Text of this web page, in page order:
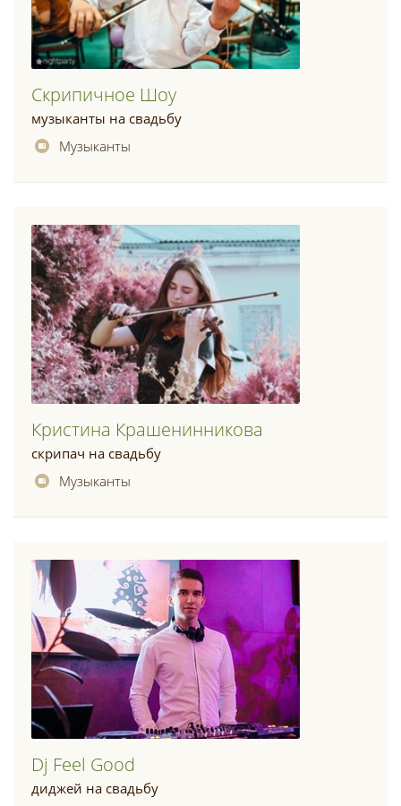
Cкрипичное Шоу
музыканты на свадьбу
Музыканты
Кристина Крашенинникова
скрипач на свадьбу
Музыканты
Dj Feel Good
диджей на свадьбу